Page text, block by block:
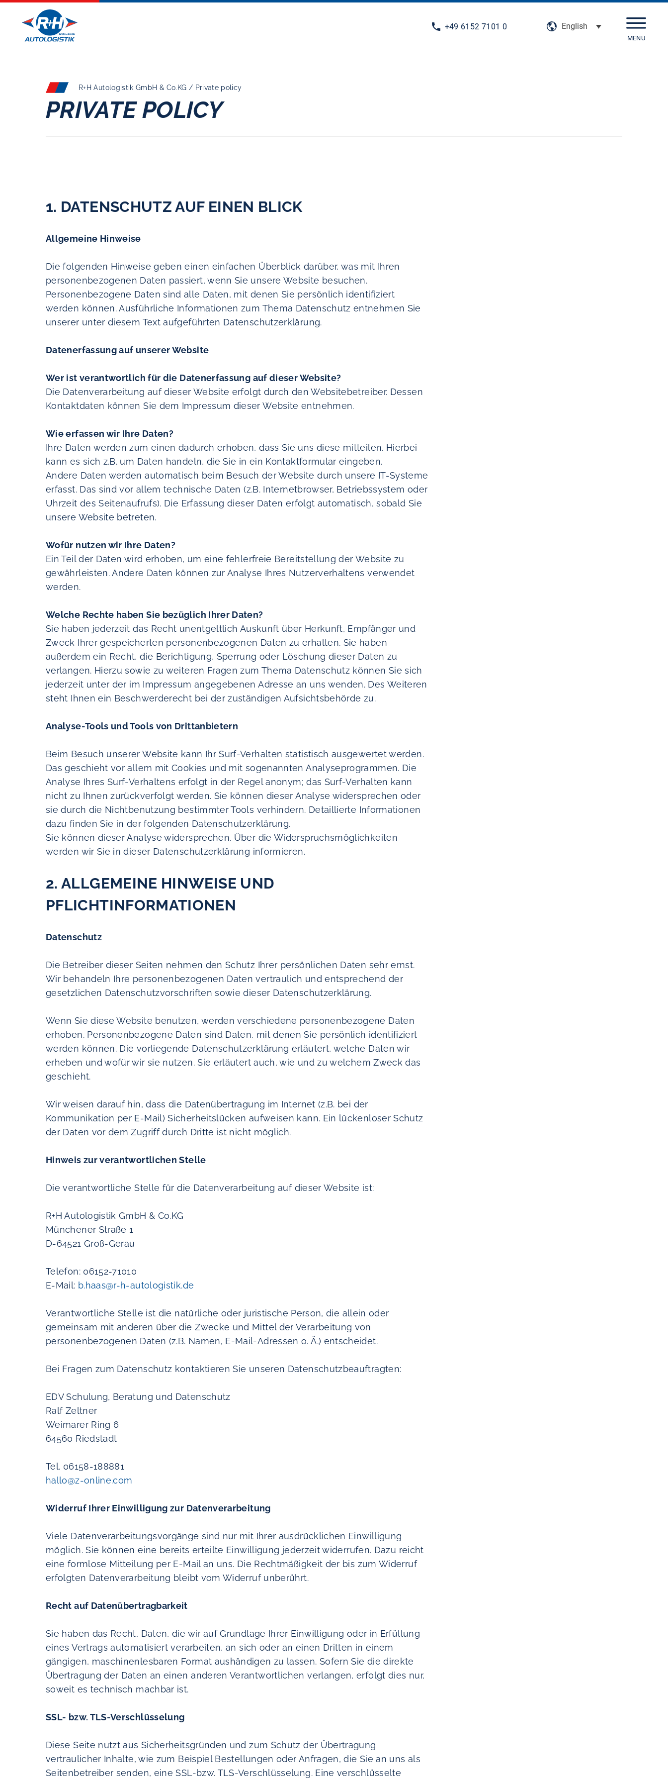
MENU
English
+49 6152 7101 0
Climate-conscious transport
Career
Contact
R+H Autologistik GmbH & Co.KG / Private policy
PRIVATE POLICY
1. DATENSCHUTZ AUF EINEN BLICK
Allgemeine Hinweise
Die folgenden Hinweise geben einen einfachen Überblick darüber, was mit Ihren
personenbezogenen Daten passiert, wenn Sie unsere Website besuchen.
Personenbezogene Daten sind alle Daten, mit denen Sie persönlich identifiziert
werden können. Ausführliche Informationen zum Thema Datenschutz entnehmen Sie
unserer unter diesem Text aufgeführten Datenschutzerklärung.
Datenerfassung auf unserer Website
Wer ist verantwortlich für die Datenerfassung auf dieser Website?
Die Datenverarbeitung auf dieser Website erfolgt durch den Websitebetreiber. Dessen
Kontaktdaten können Sie dem Impressum dieser Website entnehmen.
Wie erfassen wir Ihre Daten?
Ihre Daten werden zum einen dadurch erhoben, dass Sie uns diese mitteilen. Hierbei
kann es sich z.B. um Daten handeln, die Sie in ein Kontaktformular eingeben.
Andere Daten werden automatisch beim Besuch der Website durch unsere IT-Systeme
erfasst. Das sind vor allem technische Daten (z.B. Internetbrowser, Betriebssystem oder
Uhrzeit des Seitenaufrufs). Die Erfassung dieser Daten erfolgt automatisch, sobald Sie
unsere Website betreten.
Wofür nutzen wir Ihre Daten?
Ein Teil der Daten wird erhoben, um eine fehlerfreie Bereitstellung der Website zu
gewährleisten. Andere Daten können zur Analyse Ihres Nutzerverhaltens verwendet
werden.
Welche Rechte haben Sie bezüglich Ihrer Daten?
Sie haben jederzeit das Recht unentgeltlich Auskunft über Herkunft, Empfänger und
Zweck Ihrer gespeicherten personenbezogenen Daten zu erhalten. Sie haben
außerdem ein Recht, die Berichtigung, Sperrung oder Löschung dieser Daten zu
verlangen. Hierzu sowie zu weiteren Fragen zum Thema Datenschutz können Sie sich
jederzeit unter der im Impressum angegebenen Adresse an uns wenden. Des Weiteren
steht Ihnen ein Beschwerderecht bei der zuständigen Aufsichtsbehörde zu.
Analyse-Tools und Tools von Drittanbietern
Beim Besuch unserer Website kann Ihr Surf-Verhalten statistisch ausgewertet werden.
Das geschieht vor allem mit Cookies und mit sogenannten Analyseprogrammen. Die
Analyse Ihres Surf-Verhaltens erfolgt in der Regel anonym; das Surf-Verhalten kann
nicht zu Ihnen zurückverfolgt werden. Sie können dieser Analyse widersprechen oder
sie durch die Nichtbenutzung bestimmter Tools verhindern. Detaillierte Informationen
dazu finden Sie in der folgenden Datenschutzerklärung.
Sie können dieser Analyse widersprechen. Über die Widerspruchsmöglichkeiten
werden wir Sie in dieser Datenschutzerklärung informieren.
2. ALLGEMEINE HINWEISE UND
PFLICHTINFORMATIONEN
Datenschutz
Die Betreiber dieser Seiten nehmen den Schutz Ihrer persönlichen Daten sehr ernst.
Wir behandeln Ihre personenbezogenen Daten vertraulich und entsprechend der
gesetzlichen Datenschutzvorschriften sowie dieser Datenschutzerklärung.
Wenn Sie diese Website benutzen, werden verschiedene personenbezogene Daten
erhoben. Personenbezogene Daten sind Daten, mit denen Sie persönlich identifiziert
werden können. Die vorliegende Datenschutzerklärung erläutert, welche Daten wir
erheben und wofür wir sie nutzen. Sie erläutert auch, wie und zu welchem Zweck das
geschieht.
Wir weisen darauf hin, dass die Datenübertragung im Internet (z.B. bei der
Kommunikation per E-Mail) Sicherheitslücken aufweisen kann. Ein lückenloser Schutz
der Daten vor dem Zugriff durch Dritte ist nicht möglich.
Hinweis zur verantwortlichen Stelle
Die verantwortliche Stelle für die Datenverarbeitung auf dieser Website ist:
R+H Autologistik GmbH & Co.KG
Münchener Straße 1
D-64521 Groß-Gerau
Telefon: 06152-71010
E-Mail: b.haas@r-h-autologistik.de
Verantwortliche Stelle ist die natürliche oder juristische Person, die allein oder
gemeinsam mit anderen über die Zwecke und Mittel der Verarbeitung von
personenbezogenen Daten (z.B. Namen, E-Mail-Adressen o. Ä.) entscheidet.
Bei Fragen zum Datenschutz kontaktieren Sie unseren Datenschutzbeauftragten:
EDV Schulung, Beratung und Datenschutz
Ralf Zeltner
Weimarer Ring 6
64560 Riedstadt
Tel. 06158-188881
hallo@z-online.com
Widerruf Ihrer Einwilligung zur Datenverarbeitung
Viele Datenverarbeitungsvorgänge sind nur mit Ihrer ausdrücklichen Einwilligung
möglich. Sie können eine bereits erteilte Einwilligung jederzeit widerrufen. Dazu reicht
eine formlose Mitteilung per E-Mail an uns. Die Rechtmäßigkeit der bis zum Widerruf
erfolgten Datenverarbeitung bleibt vom Widerruf unberührt.
Recht auf Datenübertragbarkeit
Sie haben das Recht, Daten, die wir auf Grundlage Ihrer Einwilligung oder in Erfüllung
eines Vertrags automatisiert verarbeiten, an sich oder an einen Dritten in einem
gängigen, maschinenlesbaren Format aushändigen zu lassen. Sofern Sie die direkte
Übertragung der Daten an einen anderen Verantwortlichen verlangen, erfolgt dies nur,
soweit es technisch machbar ist.
SSL- bzw. TLS-Verschlüsselung
Diese Seite nutzt aus Sicherheitsgründen und zum Schutz der Übertragung
vertraulicher Inhalte, wie zum Beispiel Bestellungen oder Anfragen, die Sie an uns als
Seitenbetreiber senden, eine SSL-bzw. TLS-Verschlüsselung. Eine verschlüsselte